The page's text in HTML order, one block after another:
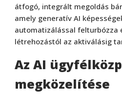
átfogó, integrált megoldás
amely generatív AI
automatizálással felturbózza
létrehozástól az aktiválásig
Az AI
megközelítése